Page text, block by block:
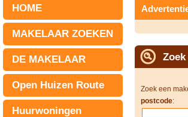
HOME
MAKELAAR ZOEKEN
DE MAKELAAR
Open Huizen Route
Huurwoningen
Zoek een
postcode: